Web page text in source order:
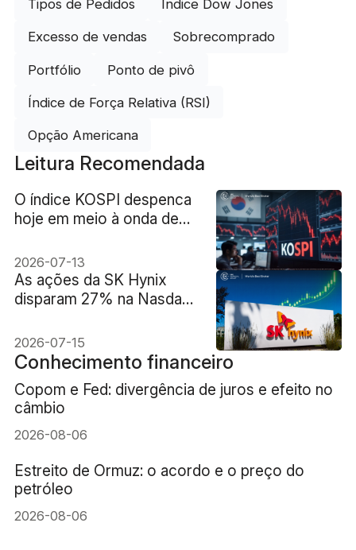
Tipos de Pedidos Índice Dow Jones
Excesso de vendas Sobrecomprado
Portfólio Ponto de pivô
Índice de Força Relativa (RSI)
Opção Americana
Leitura Recomendada
O índice KOSPI despenca
hoje em meio à onda de
tecnologia e pânico global
2026-07-13
As ações da SK Hynix
disparam 27% na Nasdaq:
valorização do setor de IA
2026-07-15
Conhecimento financeiro
Copom e Fed: divergência de juros e efeito no
câmbio
2026-08-06
Estreito de Ormuz: o acordo e o preço do
petróleo
2026-08-06